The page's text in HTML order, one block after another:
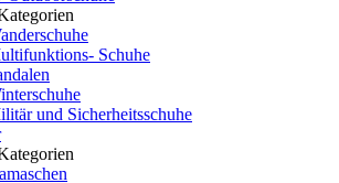
Schuhe
und Sicherheitsschuhe